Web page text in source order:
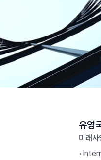
유영
미래
•